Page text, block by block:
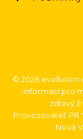
© 2026
informací pro
zdravý
Provozovatel: PR
Nová